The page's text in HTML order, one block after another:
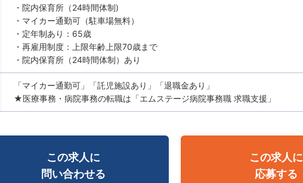
・院内保育所（24時間体制)
・マイカー通勤可（駐車場無料）
・定年制あり：65歳
・再雇用制度：上限年齢上限70歳まで
・院内保育所（24時間体制）あり
「マイカー通勤可」「託児施設あり」「退職金あり」
★医療事務・病院事務の転職は「エムステージ病院事務職 求職支援」
この求人に
問い合わせる
この求人に
応募する